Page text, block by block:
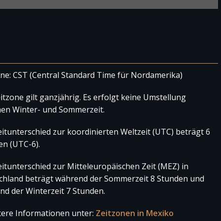
7.389 6.894
11,48%
6.567 6.245
4.287 4.140
CST (Central Standard Time für Nordamerika)
gilt ganzjährig. Es erfolgt keine Umstellung
Winter- und Sommerzeit.
zur koordinierten Weltzeit (UTC) beträgt 6
(UTC-6).
zur Mitteleuropäischen Zeit (MEZ) in
beträgt während der Sommerzeit 8 Stunden und
der Winterzeit 7 Stunden.
Informationen unter: Zeitzonen in Mexiko